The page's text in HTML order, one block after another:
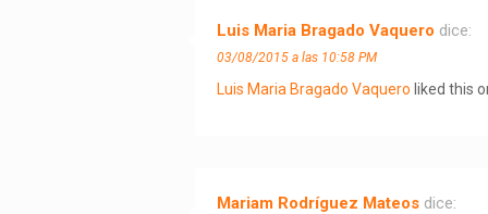
Luis Maria Bragado Vaquero dice:
03/08/2015 a las 10:58 PM
Luis Maria Bragado Vaquero liked this
Mariam Rodríguez Mateos dice: